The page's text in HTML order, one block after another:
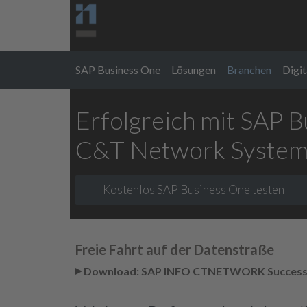
SAP Business One Lösungen Branchen
Erfolgreich mit SAP
C&T Network
Kostenlos SAP Business One testen
Freie Fahrt auf der Datenstraße
Download: SAP INFO CTNETWORK